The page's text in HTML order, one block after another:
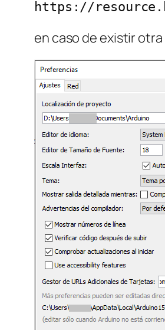
en caso de existir otra